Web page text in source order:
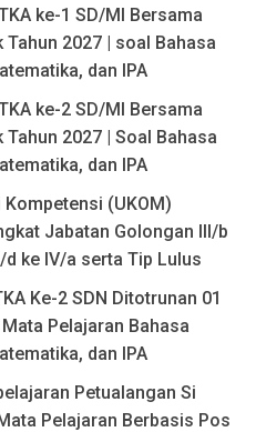
ke-1 SD/MI Bersama
Tahun 2027 | soal Bahasa
dan IPA
ke-2 SD/MI Bersama
Tahun 2027 | Soal Bahasa
dan IPA
Kompetensi (UKOM)
Jabatan Golongan III/b
d ke IV/a serta Tip Lulus
Ke-2 SDN Ditotrunan 01
Pelajaran Bahasa
dan IPA
Petualangan Si
Pelajaran Berbasis Pos